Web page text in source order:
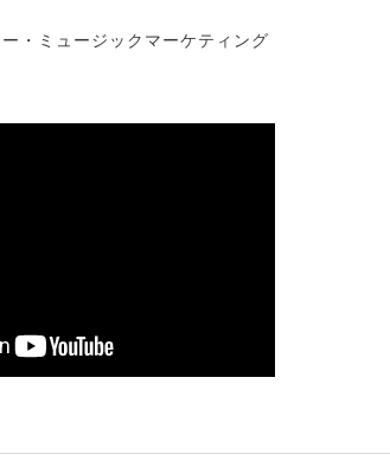
・ミュージックマーケティング